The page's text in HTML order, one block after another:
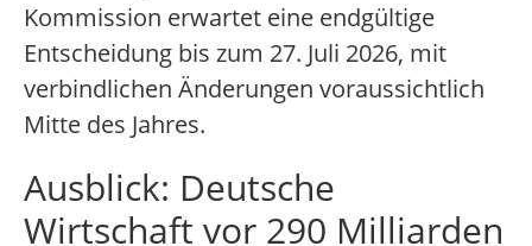
Kommission erwartet eine endgültige
Entscheidung bis zum 27. Juli 2026, mit
verbindlichen Änderungen voraussichtlich
Mitte des Jahres.
Ausblick: Deutsche
Wirtschaft vor 290 Milliarden